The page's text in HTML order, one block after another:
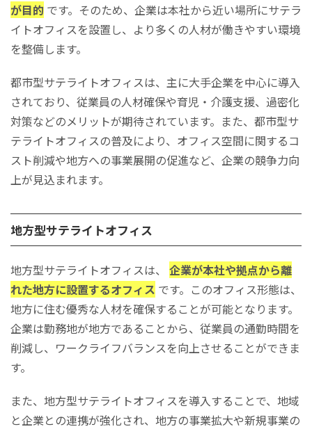
が目的 です。そのため、企業は本社から近い場所にサテラ
イトオフィスを設置し、より多くの人材が働きやすい環境
を整備します。
都市型サテライトオフィスは、主に大手企業を中心に導入
されており、従業員の人材確保や育児・介護支援、過密化
対策などのメリットが期待されています。また、都市型サ
テライトオフィスの普及により、オフィス空間に関するコ
スト削減や地方への事業展開の促進など、企業の競争力向
上が見込まれます。
地方型サテライトオフィス
地方型サテライトオフィスは、 企業が本社や拠点から離
れた地方に設置するオフィス です。このオフィス形態は、
地方に住む優秀な人材を確保することが可能となります。
企業は勤務地が地方であることから、従業員の通勤時間を
削減し、ワークライフバランスを向上させることができま
す。
また、地方型サテライトオフィスを導入することで、地域
と企業との連携が強化され、地方の事業拡大や新規事業の